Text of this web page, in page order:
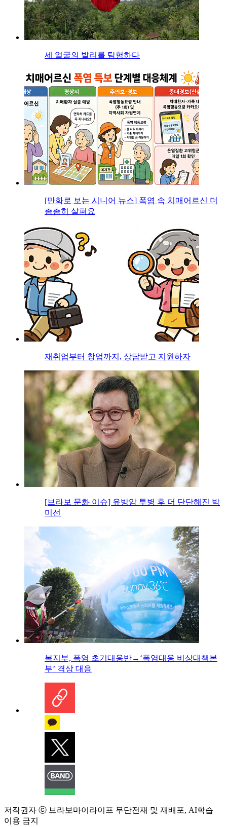
세 얼굴의 발리를 탐험하다
[만화로 보는 시니어 뉴스] 폭염 속 치매어르신 더
촘촘히 살펴요
재취업부터 창업까지, 상담받고 지원하자
[브라보 문화 이슈] 유방암 투병 후 더 단단해진 박
미선
복지부, 폭염 초기대응반→‘폭염대응 비상대책본
부’ 격상 대응
저작권자 ⓒ 브라보마이라이프 무단전재 및 재배포, AI학습
이용 금지